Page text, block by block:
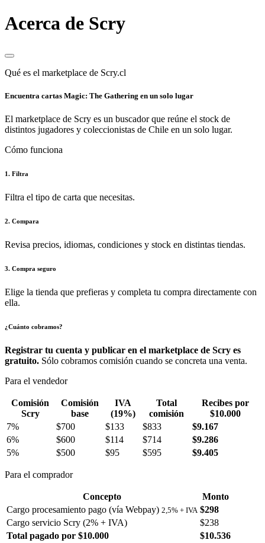
Acerca de Scry
Qué es el marketplace de Scry.cl
Encuentra cartas Magic: The Gathering en un solo lugar
El marketplace de Scry es un buscador que reúne el stock de
distintos jugadores y coleccionistas de Chile en un solo lugar.
Cómo funciona
1. Filtra
Filtra el tipo de carta que necesitas.
2. Compara
Revisa precios, idiomas, condiciones y stock en distintas tiendas.
3. Compra seguro
Elige la tienda que prefieras y completa tu compra directamente con
ella.
¿Cuánto cobramos?
Registrar tu cuenta y publicar en el marketplace de Scry es
gratuito. Sólo cobramos comisión cuando se concreta una venta.
Para el vendedor
Comisión
Scry
Comisión
base
IVA
(19%)
Total
comisión
Recibes por
$10.000
7%
$700 $133 $833
$9.167
6%
$600 $114 $714
$9.286
5%
$500 $95 $595 $9.405
Para el comprador
Concepto
Monto
Cargo procesamiento pago (vía Webpay) 2,5% + IVA $298
Cargo servicio Scry (2% + IVA)
$238
Total pagado por $10.000
$10.536